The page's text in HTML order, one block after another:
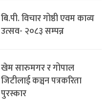
बि.पी. विचार गोष्ठी एवम काव्य
उत्सव- २०८३ सम्पन्न
खेम सारुमगर र गोपाल
जिटीलाई कञ्चन पत्रकरिता
पुरस्कार